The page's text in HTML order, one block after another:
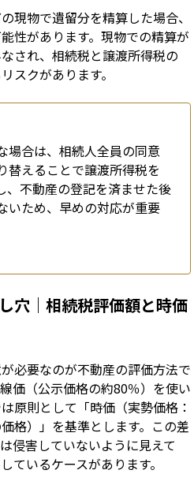
現物で遺留分を精算した場合、
性があります。現物での精算が
され、相続税と譲渡所得税の
スクがあります。
場合は、相続人全員の同意
替えることで譲渡所得税を
、不動産の登記を済ませた後
いため、早めの対応が重要
穴｜相続税評価額と時価
必要なのが不動産の評価方法で
価（公示価格の約80％）を使い
原則として「時価（実勢価格：
格）」を基準とします。この差
侵害していないように見えて
ているケースがあります。